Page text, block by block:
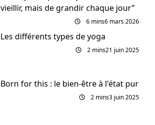
vieillir, mais de grandir chaque jour”
6 mins6 mars 2026
Les différents types de yoga
2 mins21 juin 2025
Born for this : le bien-être à l'état pur
2 mins3 juin 2025